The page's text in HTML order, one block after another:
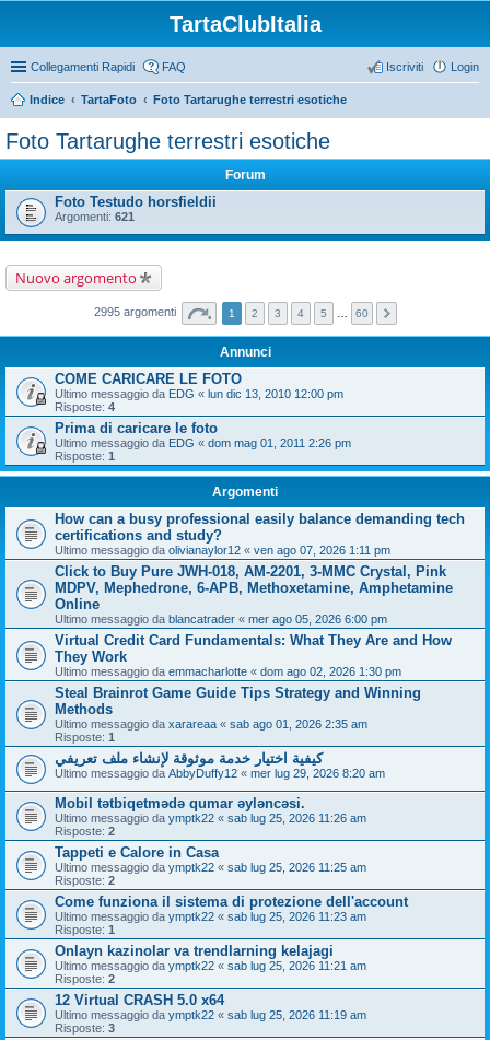
TartaClubItalia
Collegamenti Rapidi FAQ Login
Iscriviti
Indice TartaFoto Foto Tartarughe terrestri esotiche
Foto Tartarughe terrestri esotiche
Forum
Foto Testudo horsfieldii
Argomenti: 621
Nuovo argomento
2995 argomenti 1 2 3 4 5 60
Annunci
COME CARICARE LE FOTO
Ultimo messaggio da EDG « lun dic 13, 2010 12:00 pm
Risposte: 4
Prima di caricare le foto
Ultimo messaggio da EDG « dom mag 01, 2011 2:26 pm
Risposte: 1
Argomenti
How can a busy professional easily balance demanding tech
certifications and study?
Ultimo messaggio da olivianaylor12 « ven ago 07, 2026 1:11 pm
Click to Buy Pure JWH-018, AM-2201, 3-MMC Crystal, Pink
MDPV, Mephedrone, 6-APB, Methoxetamine, Amphetamine
Online
Ultimo messaggio da blancatrader « mer ago 05, 2026 6:00 pm
Virtual Credit Card Fundamentals: What They Are and How
They Work
Ultimo messaggio da emmacharlotte « dom ago 02, 2026 1:30 pm
Steal Brainrot Game Guide Tips Strategy and Winning
Methods
Ultimo messaggio da xarareaa « sab ago 01, 2026 2:35 am
Risposte: 1
كيفية اختيار خدمة موثوقة لإنشاء ملف تعريفي
Ultimo messaggio da AbbyDuffy12 « mer lug 29, 2026 8:20 am
Mobil tətbiqetmədə qumar əyləncəsi.
Ultimo messaggio da ymptk22 « sab lug 25, 2026 11:26 am
Risposte: 2
Tappeti e Calore in Casa
Ultimo messaggio da ymptk22 « sab lug 25, 2026 11:25 am
Risposte: 2
Come funziona il sistema di protezione dell'account
Ultimo messaggio da ymptk22 « sab lug 25, 2026 11:23 am
Risposte: 1
Onlayn kazinolar va trendlarning kelajagi
Ultimo messaggio da ymptk22 « sab lug 25, 2026 11:21 am
Risposte: 2
12 Virtual CRASH 5.0 x64
Ultimo messaggio da ymptk22 « sab lug 25, 2026 11:19 am
Risposte: 3